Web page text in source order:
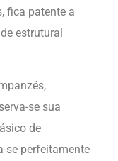
fica patente a
estrutural
se sua
de
se perfeitamente